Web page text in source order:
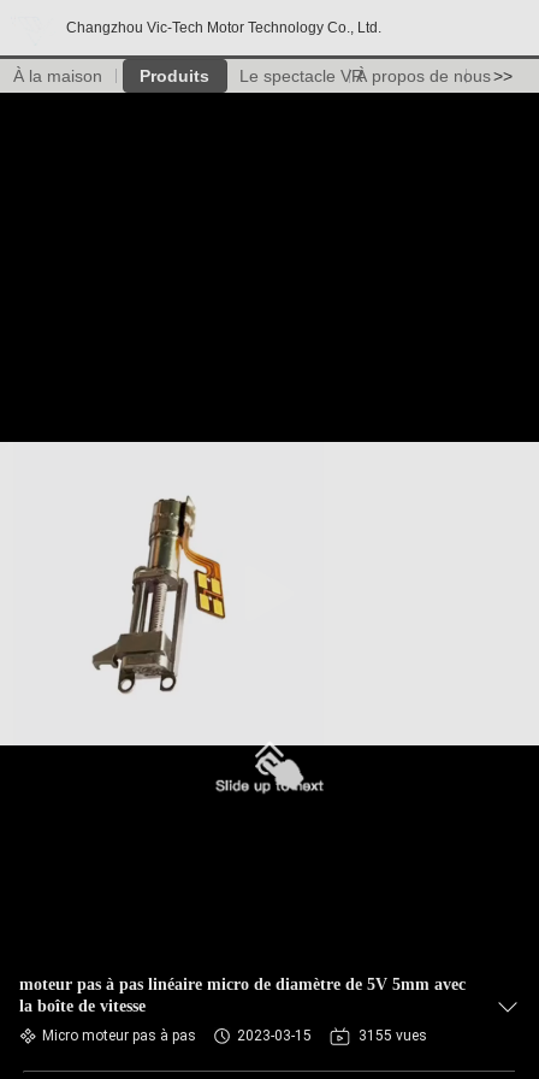
Changzhou Vic-Tech Motor Technology Co., Ltd.
À la maison Produits Le spectacle VRÀ propos de nous>>
moteur pas à pas linéaire micro de diamètre de 5V 5mm avec
la boîte de vitesse
Micro moteur pas à pas 2023-03-15 3155 vues